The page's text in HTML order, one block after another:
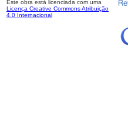
Este obra está licenciada com uma
Licença Creative Commons Atribuição
4.0 Internacional